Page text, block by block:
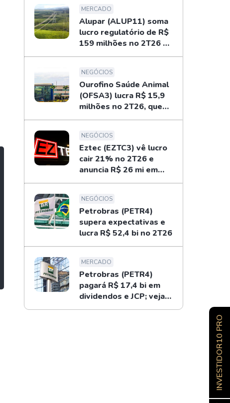
MERCADO
Alupar (ALUP11) soma
lucro regulatório de R$
159 milhões no 2T26 e
libera dividendos
NEGÓCIOS
Ourofino Saúde Animal
(OFSA3) lucra R$ 15,9
milhões no 2T26, queda
de 33%
NEGÓCIOS
Eztec (EZTC3) vê lucro
cair 21% no 2T26 e
anuncia R$ 26 mi em
dividendos
NEGÓCIOS
Petrobras (PETR4)
supera expectativas e
lucra R$ 52,4 bi no 2T26
MERCADO
Petrobras (PETR4)
pagará R$ 17,4 bi em
dividendos e JCP; veja
como receber
INVESTIDOR10 PRO